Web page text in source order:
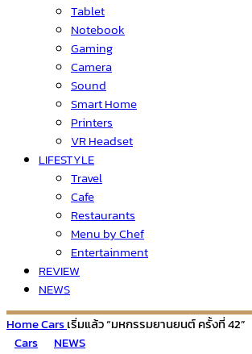
Tablet
Notebook
Gaming
Camera
Sound
Smart Home
Printers
VR Headset
LIFESTYLE
Travel
Cafe
Restaurants
Menu by Chef
Entertainment
REVIEW
NEWS
HomeCarsเริ่มแล้ว “มหกรรมยานยนต์ ครั้งที่ 42”
Cars
NEWS